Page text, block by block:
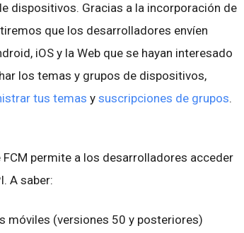
dispositivos. Gracias a la incorporación de
que los desarrolladores envíen
iOS y la Web que se hayan interesado
los temas y grupos de dispositivos,
tus temas y suscripciones de grupos.
permite a los desarrolladores acceder
A saber:
móviles (versiones 50 y posteriores)